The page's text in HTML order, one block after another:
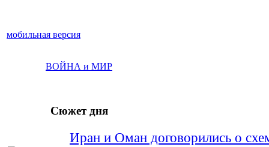
мобильная версия
ВОЙНА и МИР
Сюжет дня
Иран и Оман договорились о